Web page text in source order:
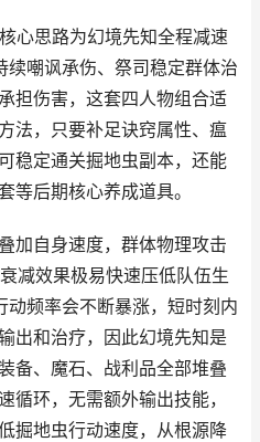
心思路为幻境先知全程减速
续嘲讽承伤、祭司稳定群体治
担伤害，这套四人物组合适
法，只要补足诀窍属性、瘟
稳定通关掘地虫副本，还能
等后期核心养成道具。
加自身速度，群体物理攻击
减效果极易快速压低队伍生
动频率会不断暴涨，短时刻内
出和治疗，因此幻境先知是
备、魔石、战利品全部堆叠
循环，无需额外输出技能，
掘地虫行动速度，从根源降